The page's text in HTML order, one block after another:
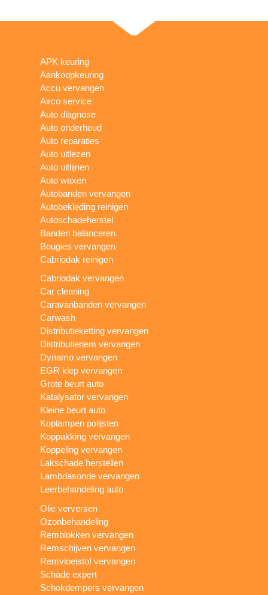
APK keuring
Aankoopkeuring
Accu vervangen
Airco service
Auto diagnose
Auto onderhoud
Auto reparaties
Auto uitlezen
Auto uitlijnen
Auto waxen
Autobanden vervangen
Autobekleding reinigen
Autoschadeherstel
Banden balanceren
Bougies vervangen
Cabriodak reinigen
Cabriodak vervangen
Car cleaning
Caravanbanden vervangen
Carwash
Distributieketting vervangen
Distributieriem vervangen
Dynamo vervangen
EGR klep vervangen
Grote beurt auto
Katalysator vervangen
Kleine beurt auto
Koplampen polijsten
Koppakking vervangen
Koppeling vervangen
Lakschade herstellen
Lambdasonde vervangen
Leerbehandeling auto
Olie verversen
Ozonbehandeling
Remblokken vervangen
Remschijven vervangen
Remvloeistof vervangen
Schade expert
Schokdempers vervangen